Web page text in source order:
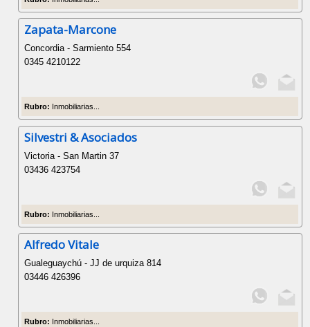
Zapata-Marcone
Concordia - Sarmiento 554
0345 4210122
Rubro: Inmobiliarias...
Silvestri & Asociados
Victoria - San Martin 37
03436 423754
Rubro: Inmobiliarias...
Alfredo Vitale
Gualeguaychú - JJ de urquiza 814
03446 426396
Rubro: Inmobiliarias...